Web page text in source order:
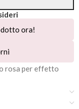
ora!
rosa per effetto